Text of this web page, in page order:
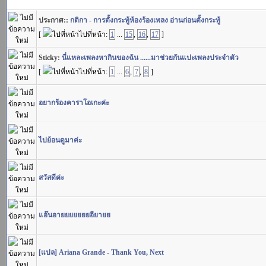
ประกาศ:: กติกา - การตั้งกระทู้ห้องร้องเพลง อ่านก่อนตั้งกระทู้
[
ไปที่หน้า: 1 ... 15, 16, 17 ]
Sticky: นี่แหละเพลงหากินของฉัน ......มาช่วยกันแปะเพลงประจำตัว
[
ไปที่หน้า: 1 ... 6, 7, 8 ]
อยากร้องคาราโอเกะค่ะ
ไปย้อนดูมาค่ะ
สวัสดีค่ะ
แอ๊นอายยยยยยยอียายย
[แปล] Ariana Grande - Thank You, Next